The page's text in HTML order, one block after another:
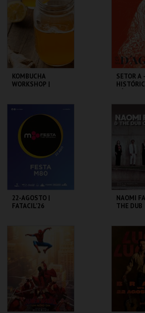
KOMBUCHA
WORKSHOP |
ALBUQUERQUE
FOUNDATION
MAIS INFO
COMPRAR
SETOR A
22-AGOSTO |
FATACIL'26
PARQ. FEIRAS E
EXPOSIÇÕES
MAIS INFO
COMPRAR
NAOMI
THE DUB